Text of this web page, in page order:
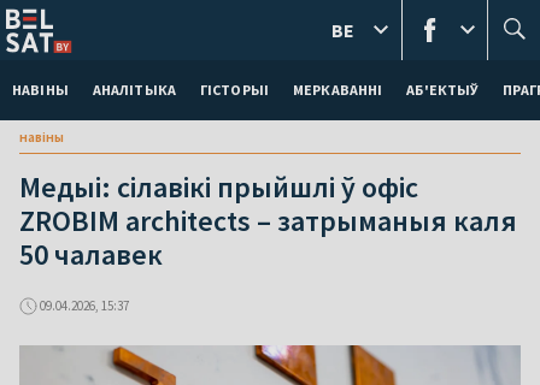
НАВІНЫ АНАЛІТЫКА ГІСТОРЫІ МЕРКАВАННI АБ'ЕКТЫЎ
BE
навіны
Медыі: сілавікі прыйшлі ў офіс
ZROBIM architects – затрыманыя каля
50 чалавек
09.04.2026, 15:37